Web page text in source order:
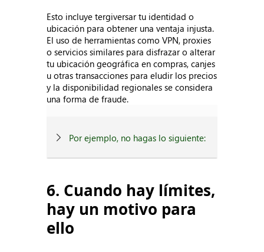
Esto incluye tergiversar tu identidad o
ubicación para obtener una ventaja injusta.
El uso de herramientas como VPN, proxies
o servicios similares para disfrazar o alterar
tu ubicación geográfica en compras, canjes
u otras transacciones para eludir los precios
y la disponibilidad regionales se considera
una forma de fraude.
Por ejemplo, no hagas lo siguiente:
6. Cuando hay límites,
hay un motivo para
ello